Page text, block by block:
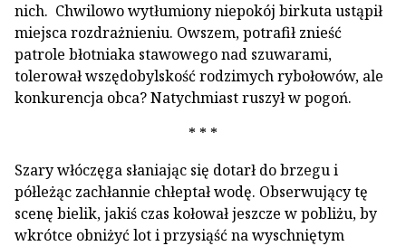
nich. Chwilowo wytłumiony niepokój birkuta ustąpił
miejsca rozdrażnieniu. Owszem, potrafił znieść
patrole błotniaka stawowego nad szuwarami,
tolerował wszędobylskość rodzimych rybołowów, ale
konkurencja obca? Natychmiast ruszył w pogoń.
* * *
Szary włóczęga słaniając się dotarł do brzegu i
półleżąc zachłannie chłeptał wodę. Obserwujący tę
scenę bielik, jakiś czas kołował jeszcze w pobliżu, by
wkrótce obniżyć lot i przysiąść na wyschniętym